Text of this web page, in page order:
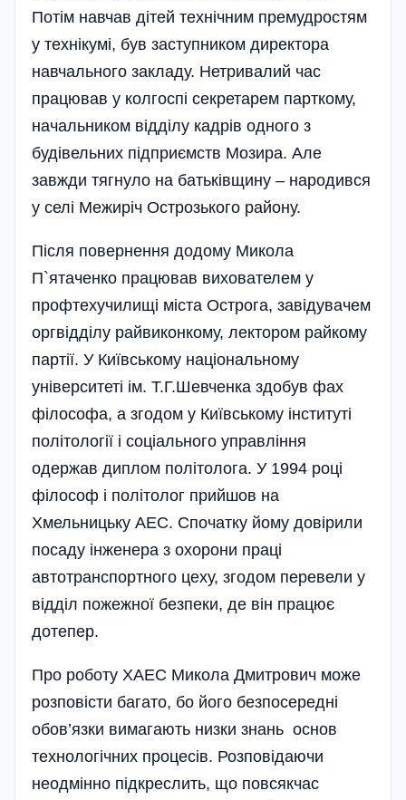
Потім навчав дітей технічним премудростям
у технікумі, був заступником директора
навчального закладу. Нетривалий час
працював у колгоспі секретарем парткому,
начальником відділу кадрів одного з
будівельних підприємств Мозира. Але
завжди тягнуло на батьківщину – народився
у селі Межиріч Острозького району.
Після повернення додому Микола
П`ятаченко працював вихователем у
профтехучилищі міста Острога, завідувачем
оргвідділу райвиконкому, лектором райкому
партії. У Київському національному
університеті ім. Т.Г.Шевченка здобув фах
філософа, а згодом у Київському інституті
політології і соціального управління
одержав диплом політолога. У 1994 році
філософ і політолог прийшов на
Хмельницьку АЕС. Спочатку йому довірили
посаду інженера з охорони праці
автотранспортного цеху, згодом перевели у
відділ пожежної безпеки, де він працює
дотепер.
Про роботу ХАЕС Микола Дмитрович може
розповісти багато, бо його безпосередні
обов’язки вимагають низки знань основ
технологічних процесів. Розповідаючи
неодмінно підкреслить, що повсякчас